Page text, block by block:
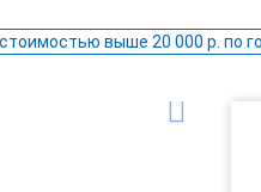
выше 20 000 р. по